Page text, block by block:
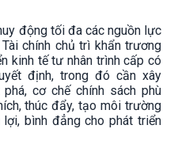
động tối đa các nguồn lực
chính chủ trì khẩn trương
kinh tế tư nhân trình cấp có
định, trong đó cần xây
cơ chế chính sách phù
thúc đẩy, tạo môi trường
bình đẳng cho phát triển